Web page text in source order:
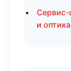
Сервис-
и